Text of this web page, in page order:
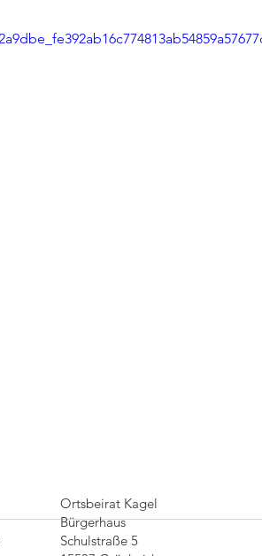
Ortsbeirat Kagel
Bürgerhaus
Schulstraße 5